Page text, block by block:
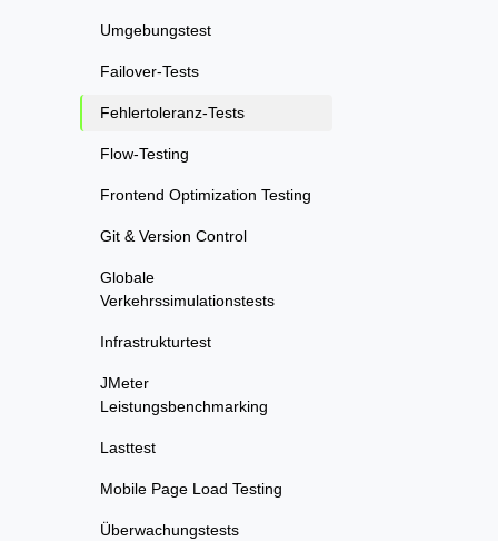
Umgebungstest
Failover-Tests
Fehlertoleranz-Tests
Flow-Testing
Frontend Optimization Testing
Git & Version Control
Globale
Verkehrssimulationstests
Infrastrukturtest
JMeter
Leistungsbenchmarking
Lasttest
Mobile Page Load Testing
Überwachungstests